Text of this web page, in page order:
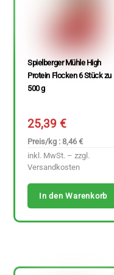
Spielberger Mühle High
Protein Flocken 6 Stück zu
500 g
25,39€
Preis/kg : 8,46 €
inkl. MwSt. – zzgl.
Versandkosten
In den Warenkorb